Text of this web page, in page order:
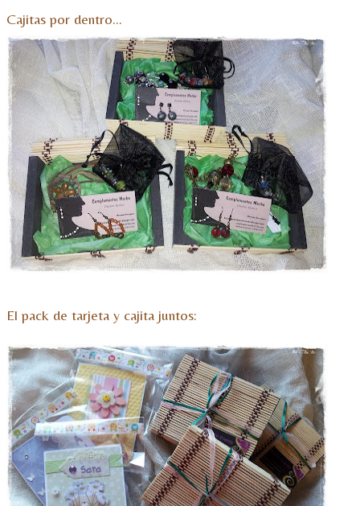
Cajitas por dentro…
El pack de tarjeta y cajita juntos: